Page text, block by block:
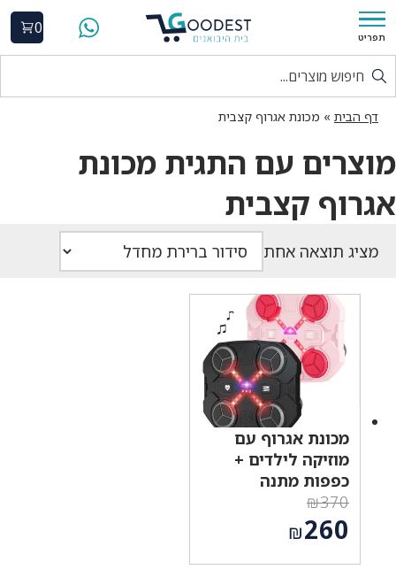
תפריט
0
דף הבית » מכונת אגרוף קצבית
מוצרים עם התגית מכונת
אגרוף קצבית
מציג תוצאה אחת
מכונת אגרוף עם
מוזיקה לילדים +
כפפות מתנה
₪370
המחיר
המקורי
היה:
₪260